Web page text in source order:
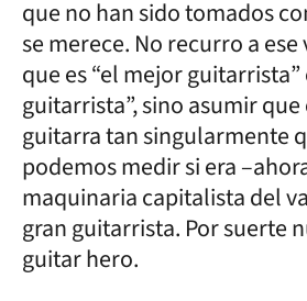
que no han sido tomados
se merece. No recurro a
que es “el mejor guitarrista”
guitarrista”, sino asumir
guitarra tan singularmente
podemos medir si era
maquinaria capitalista del
gran guitarrista. Por suerte
guitar hero.